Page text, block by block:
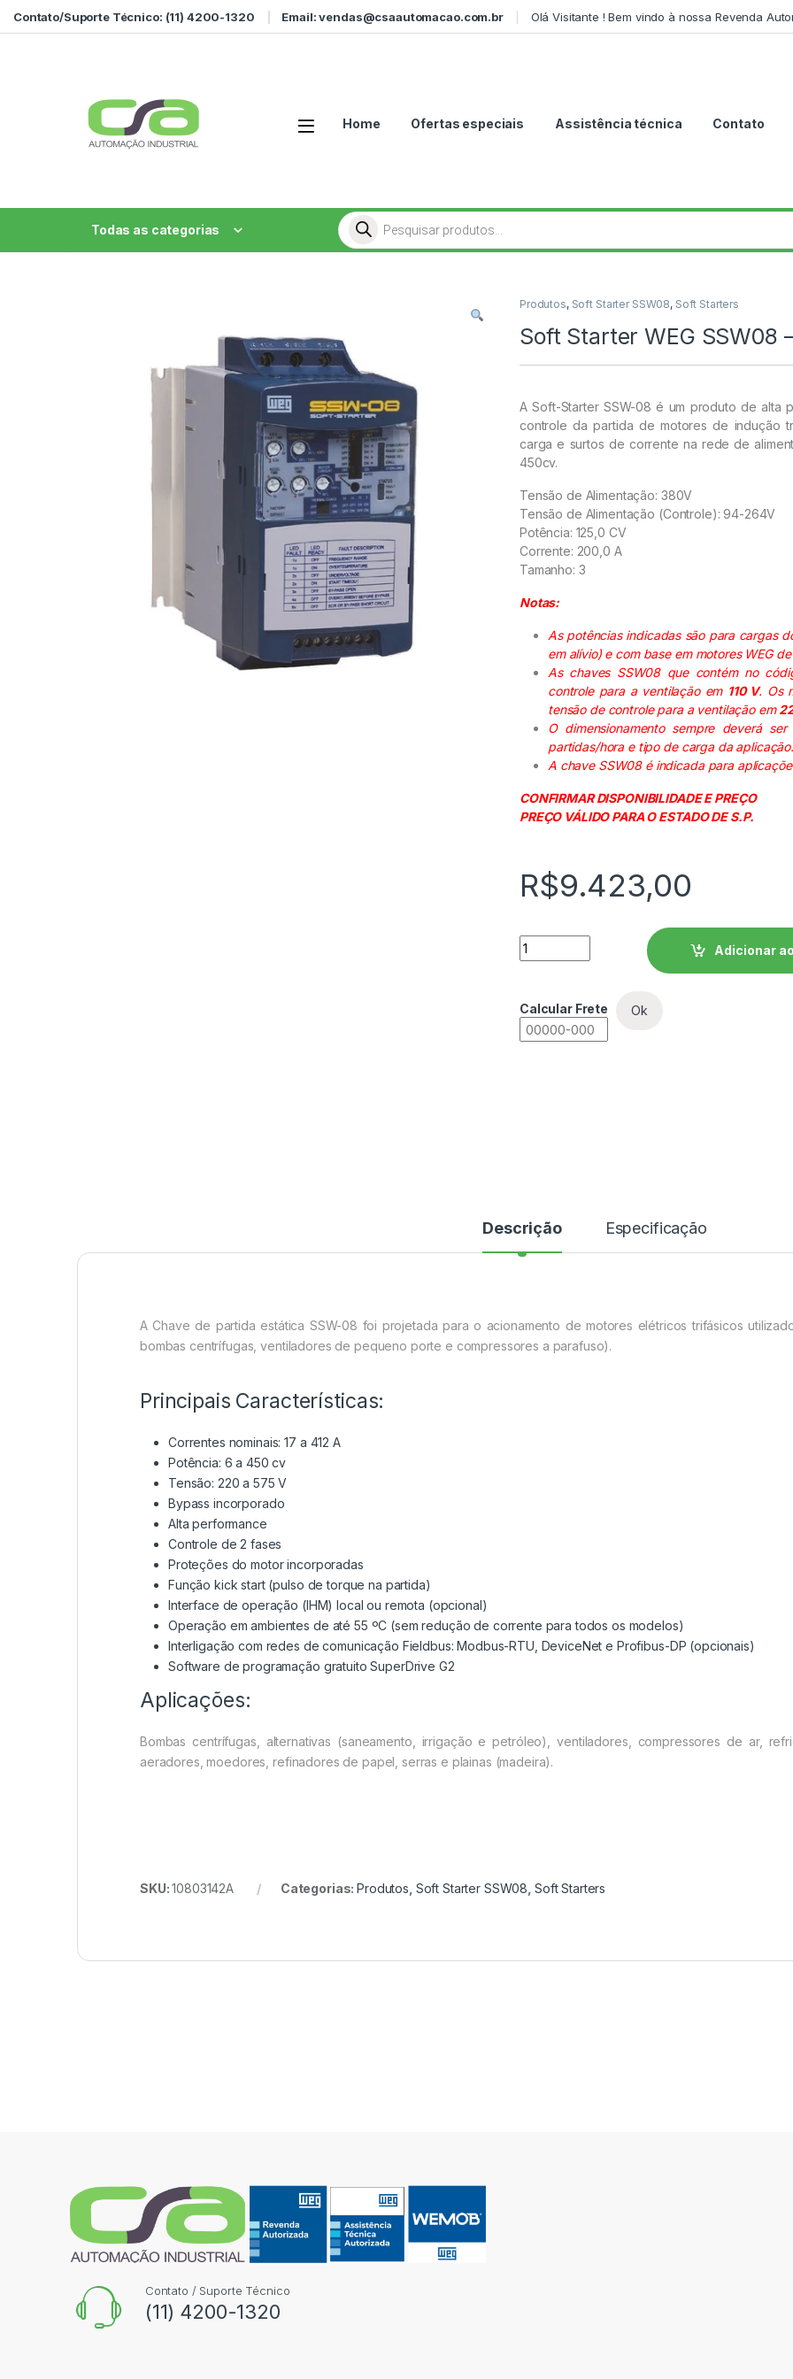
Ir para a navegação
Ir para o conteúdo
Contato/Suporte Técnico: (11) 4200-1320 Email: vendas@csaautomacao.com.br Olá Visitante ! Bem vindo à nossa Revenda
Home Ofertas especiais Assistência técnica Contato
Todas as categorias
Pesquisar produtos
Produtos, Soft Starter SSW08, Soft Starters
Soft Starter WEG SSW08
A Soft-Starter SSW-08 é um produto de alta
controle da partida de motores de indução
carga e surtos de corrente na rede de
450cv.
Tensão de Alimentação: 380V
Tensão de Alimentação (Controle): 94-264V
Potência: 125,0 CV
Corrente: 200,0 A
Tamanho: 3
Notas:
As potências indicadas são para cargas
em alívio) e com base em motores WEG
As chaves SSW08 que contém no
controle para a ventilação em 110 V. Os
tensão de controle para a ventilação em
O dimensionamento sempre deverá
partidas/hora e tipo de carga da aplicação.
A chave SSW08 é indicada para
CONFIRMAR DISPONIBILIDADE E PREÇO
PREÇO VÁLIDO PARA O ESTADO DE S.P.
R$9.423,00
Soft Starter WEG SSW08 -
Adicionar
Calcular Frete Ok
Descrição Especificação
A Chave de partida estática SSW-08 foi projetada para o acionamento de motores elétricos trifásicos
bombas centrífugas, ventiladores de pequeno porte e compressores a parafuso).
Principais Características:
Correntes nominais: 17 a 412 A
Potência: 6 a 450 cv
Tensão: 220 a 575 V
Bypass incorporado
Alta performance
Controle de 2 fases
Proteções do motor incorporadas
Função kick start (pulso de torque na partida)
Interface de operação (IHM) local ou remota (opcional)
Operação em ambientes de até 55 ºC (sem redução de corrente para todos os modelos)
Interligação com redes de comunicação Fieldbus: Modbus-RTU, DeviceNet e Profibus-DP (opcionais)
Software de programação gratuito SuperDrive G2
Aplicações:
Bombas centrífugas, alternativas (saneamento, irrigação e petróleo), ventiladores, compressores de ar,
aeradores, moedores, refinadores de papel, serras e plainas (madeira).
SKU:10803142A Categorias:Produtos Soft Starter SSW08 Soft Starters
Contato / Suporte Técnico
(11) 4200-1320